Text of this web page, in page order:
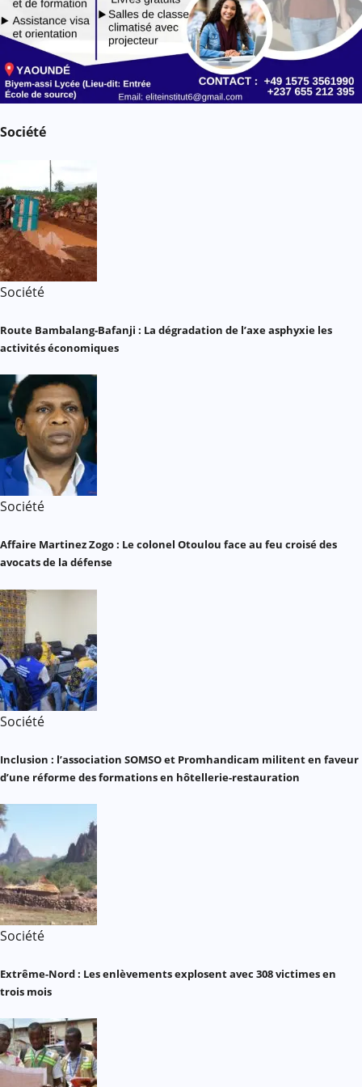
Société
Société
Route Bambalang-Bafanji : La dégradation de l’axe asphyxie les
activités économiques
Société
Affaire Martinez Zogo : Le colonel Otoulou face au feu croisé des
avocats de la défense
Société
Inclusion : l’association SOMSO et Promhandicam militent en faveur
d’une réforme des formations en hôtellerie-restauration
Société
Extrême-Nord : Les enlèvements explosent avec 308 victimes en
trois mois